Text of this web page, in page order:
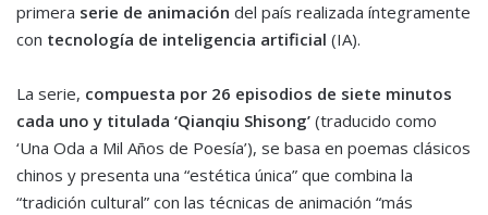
primera serie de animación del país realizada íntegramente
con tecnología de inteligencia artificial (IA).
La serie, compuesta por 26 episodios de siete minutos
cada uno y titulada ‘Qianqiu Shisong’ (traducido como
‘Una Oda a Mil Años de Poesía’), se basa en poemas clásicos
chinos y presenta una “estética única” que combina la
“tradición cultural” con las técnicas de animación “más